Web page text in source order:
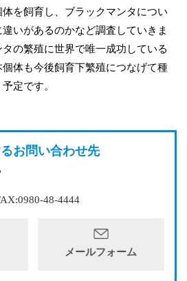
を飼育し、ブラックマンタについ
いがあるのかなど調査していきま
の繁殖に世界で唯一成功している
体も今後飼育下繁殖につなげて種
定です。
お問い合わせ先
48-4444
メールフォーム